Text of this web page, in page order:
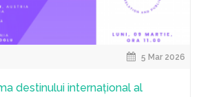
5 Mar 2026
destinului internațional al